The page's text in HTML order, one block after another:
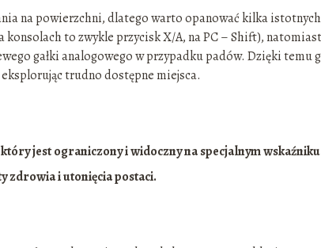
na powierzchni, dlatego warto opanować kilka istotnych
konsolach to zwykle przycisk X/A, na PC – Shift), natomiast
gałki analogowego w przypadku padów. Dzięki temu
trudno dostępne miejsca.
jest ograniczony i widoczny na specjalnym
zdrowia i utonięcia postaci.